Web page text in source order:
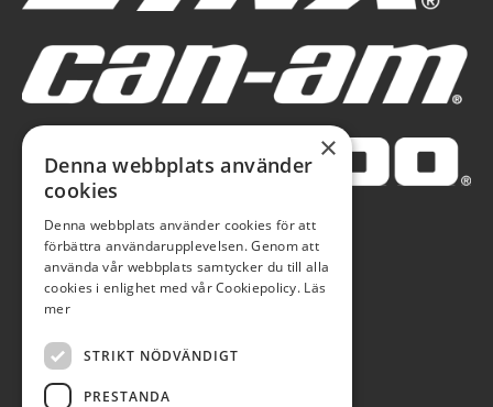
×
Denna webbplats använder
cookies
Denna webbplats använder cookies för att
förbättra användarupplevelsen. Genom att
använda vår webbplats samtycker du till alla
cookies i enlighet med vår Cookiepolicy. Läs
mer
STRIKT NÖDVÄNDIGT
PRESTANDA